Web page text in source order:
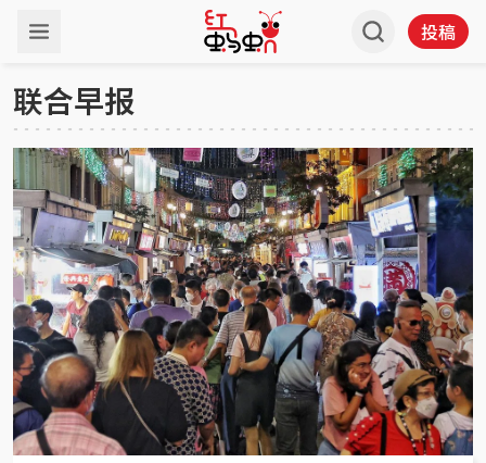
投稿
联合早报